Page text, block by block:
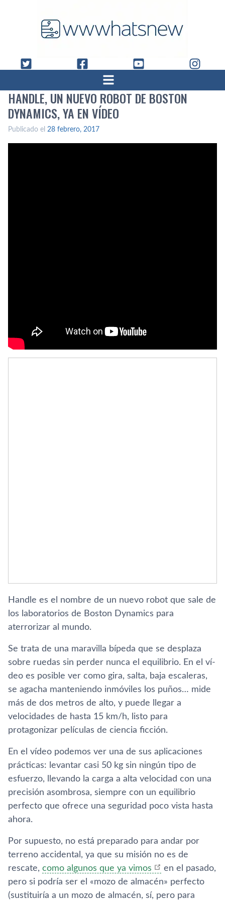
HANDLE, UN NUEVO ROBOT DE BOSTON
DYNAMICS, YA EN VÍ­DEO
Publicado el 28 febrero, 2017
Handle es el nombre de un nuevo robot que sale de
los laboratorios de Boston Dynamics para
aterrorizar al mundo.
Se trata de una maravilla bí­peda que se desplaza
sobre ruedas sin perder nunca el equilibrio. En el ví­
deo es posible ver como gira, salta, baja escaleras,
se agacha manteniendo inmóviles los puños… mide
más de dos metros de alto, y puede llegar a
velocidades de hasta 15 km/h, listo para
protagonizar pelí­culas de ciencia ficción.
En el ví­deo podemos ver una de sus aplicaciones
prácticas: levantar casi 50 kg sin ningún tipo de
esfuerzo, llevando la carga a alta velocidad con una
precisión asombrosa, siempre con un equilibrio
perfecto que ofrece una seguridad poco vista hasta
ahora.
Por supuesto, no está preparado para andar por
terreno accidental, ya que su misión no es de
rescate, como algunos que ya vimos
en el pasado,
pero si podrí­a ser el «mozo de almacén» perfecto
(sustituirí­a a un mozo de almacén, sí­, pero para